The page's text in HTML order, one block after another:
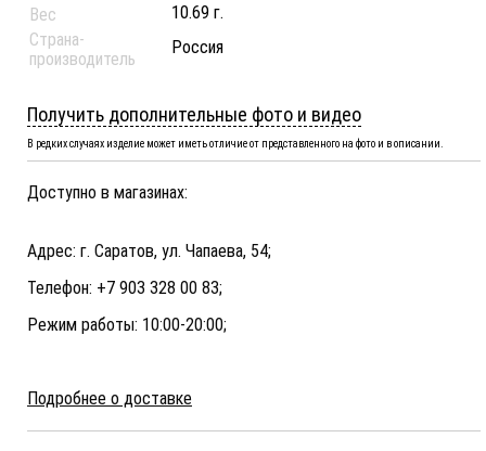
Вес
10.69 г.
Страна-
производитель
Россия
Получить дополнительные фото и видео
В редких случаях изделие может иметь отличие от представленного на фото и в описании.
Доступно в магазинах:
Адрес: г. Саратов, ул. Чапаева, 54;
Телефон: +7 903 328 00 83;
Режим работы: 10:00-20:00;
Подробнее о доставке